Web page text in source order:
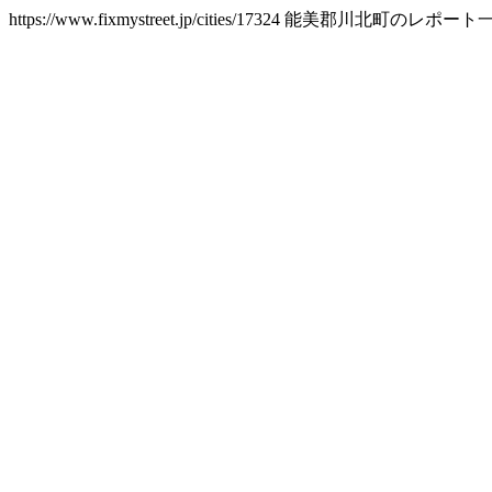
https://www.fixmystreet.jp/cities/17324 能美郡川北町のレポート